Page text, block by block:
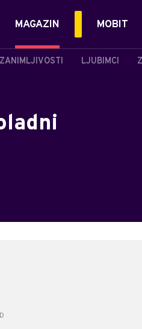
MAGAZIN
ZANIMLJIVOSTI LJUBIMCI
MOBIT